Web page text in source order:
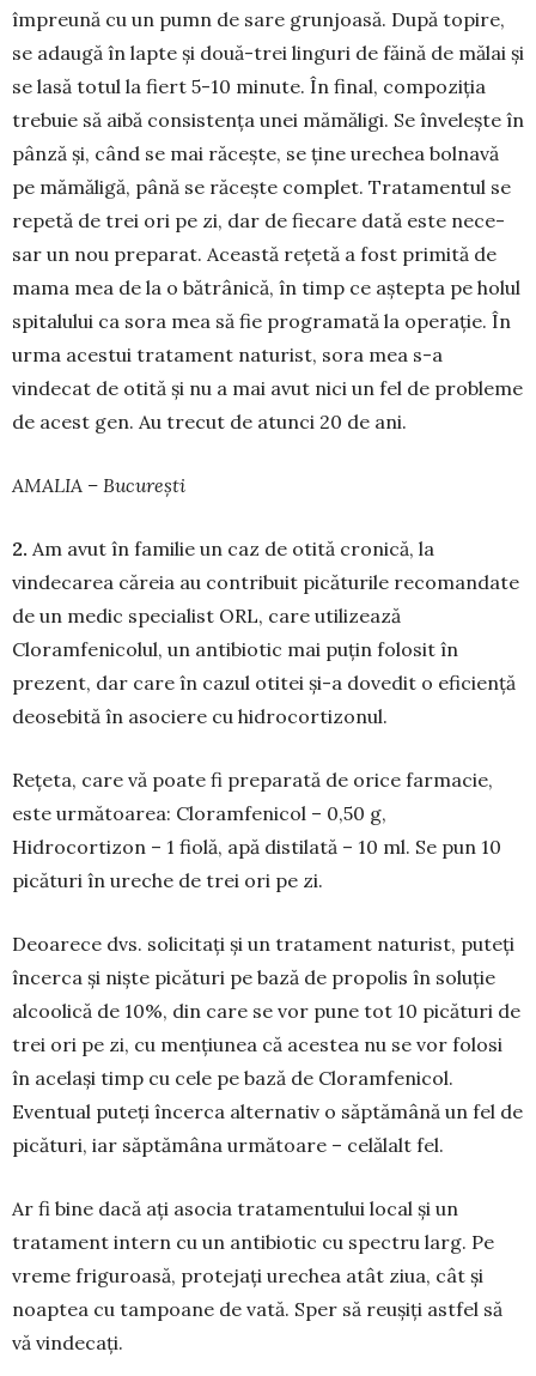
împreună cu un pumn de sare grun­joasă. După topire,
se adaugă în lapte și două-trei linguri de făină de mălai și
se lasă totul la fiert 5-10 minute. În final, compoziția
trebuie să aibă consistența unei mămăligi. Se învelește în
pânză și, când se mai răcește, se ține urechea bolnavă
pe mămăligă, până se răcește complet. Tratamentul se
repetă de trei ori pe zi, dar de fiecare dată este nece­
sar un nou preparat. Această rețetă a fost primită de
mama mea de la o bătrânică, în timp ce aștepta pe holul
spitalului ca sora mea să fie programată la operație. În
urma acestui tratament naturist, sora mea s-a
vindecat de otită și nu a mai avut nici un fel de probleme
de acest gen. Au trecut de atunci 20 de ani.
AMALIA – București
2. Am avut în familie un caz de otită cronică, la
vindecarea căreia au contribuit picăturile reco­man­date
de un medic specialist ORL, care utilizează
Cloramfenicolul, un antibiotic mai puțin folosit în
prezent, dar care în cazul otitei și-a dovedit o efi­­ciență
deosebită în asociere cu hidrocortizonul.
Rețeta, care vă poate fi preparată de orice farmacie,
este următoarea: Cloramfenicol – 0,50 g,
Hidrocortizon – 1 fiolă, apă distilată – 10 ml. Se pun 10
picături în ureche de trei ori pe zi.
Deoarece dvs. solicitați și un tratament naturist, puteți
încerca și niște picături pe bază de propolis în soluție
alcoolică de 10%, din care se vor pune tot 10 picături de
trei ori pe zi, cu mențiunea că acestea nu se vor folosi
în același timp cu cele pe bază de Cloramfenicol.
Eventual puteți încerca alternativ o săptămână un fel de
picături, iar săptămâna ur­mătoare – celălalt fel.
Ar fi bine dacă ați asocia tratamentului local și un
tratament intern cu un antibiotic cu spectru larg. Pe
vreme friguroasă, protejați urechea atât ziua, cât și
noaptea cu tam­poane de vată. Sper să reușiți astfel să
vă vindecați.